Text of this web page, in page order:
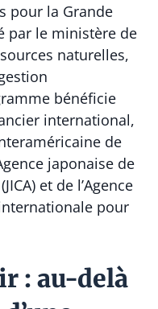
pour la Grande
par le ministère de
naturelles,
bénéficie
international,
de
japonaise de
et de l’Agence
pour
: au-delà